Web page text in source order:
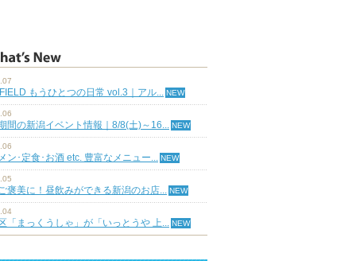
もうひとつの日常 vol.3｜アル...
間の新潟イベント情報｜8/8(土)～16...
ン･定食･お酒 etc. 豊富なメニュー...
褒美に！昼飲みができる新潟のお店...
「まっくうしゃ」が「いっとうや 上...